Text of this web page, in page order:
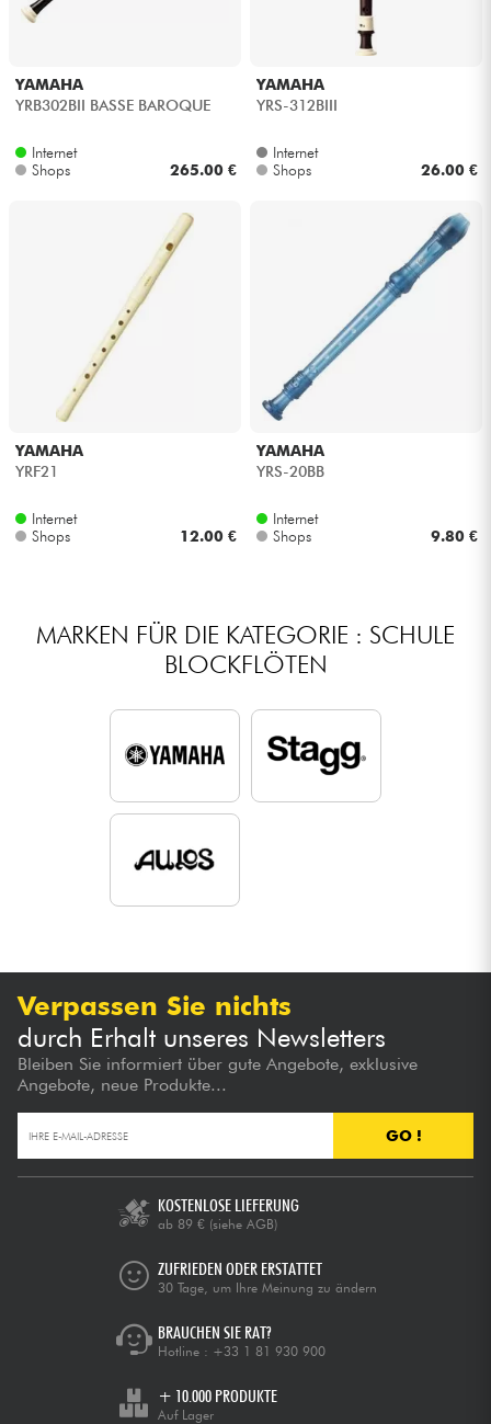
YAMAHA
YRB302BII BASSE BAROQUE
Internet
Shops
265.00 €
YAMAHA
YRS-312BIII
Internet
Shops
26.00 €
YAMAHA
YRF21
Internet
Shops
12.00 €
YAMAHA
YRS-20BB
Internet
Shops
9.80 €
MARKEN FÜR DIE KATEGORIE : SCHULE
BLOCKFLÖTEN
Verpassen Sie nichts
durch Erhalt unseres Newsletters
Bleiben Sie informiert über gute Angebote, exklusive
Angebote, neue Produkte...
GO !
KOSTENLOSE LIEFERUNG
ab 89 € (siehe AGB)
ZUFRIEDEN ODER ERSTATTET
30 Tage, um Ihre Meinung zu ändern
BRAUCHEN SIE RAT?
Hotline : +33 1 81 930 900
+ 10.000 PRODUKTE
Auf Lager